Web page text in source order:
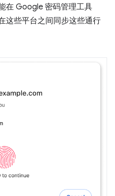
在 Google 密码管理工具
这些平台之间同步这些通行